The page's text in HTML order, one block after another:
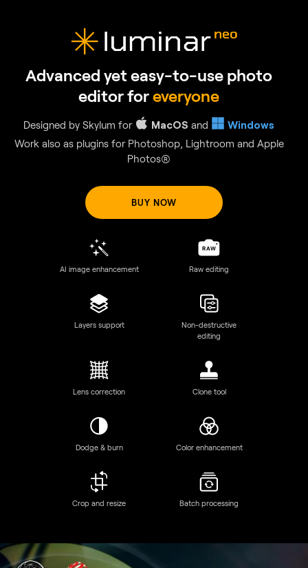
GenSwap
Replace specific elements
Effortlessly swap elements in your photos with AI-generated
BUY NOW